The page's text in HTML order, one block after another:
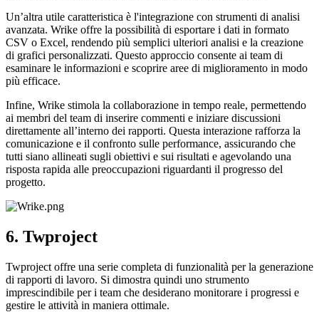
Un’altra utile caratteristica è l'integrazione con strumenti di analisi
avanzata. Wrike offre la possibilità di esportare i dati in formato
CSV o Excel, rendendo più semplici ulteriori analisi e la creazione
di grafici personalizzati. Questo approccio consente ai team di
esaminare le informazioni e scoprire aree di miglioramento in modo
più efficace.
Infine, Wrike stimola la collaborazione in tempo reale, permettendo
ai membri del team di inserire commenti e iniziare discussioni
direttamente all’interno dei rapporti. Questa interazione rafforza la
comunicazione e il confronto sulle performance, assicurando che
tutti siano allineati sugli obiettivi e sui risultati e agevolando una
risposta rapida alle preoccupazioni riguardanti il progresso del
progetto.
6. Twproject
Twproject offre una serie completa di funzionalità per la generazione
di rapporti di lavoro. Si dimostra quindi uno strumento
imprescindibile per i team che desiderano monitorare i progressi e
gestire le attività in maniera ottimale.